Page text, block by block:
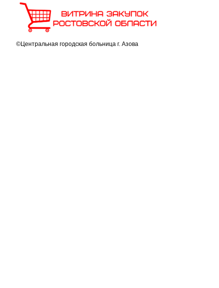
©Центральная городская больница г. Азова